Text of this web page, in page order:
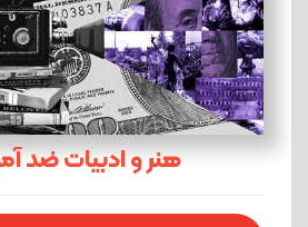
هنر و ادبیات ضد